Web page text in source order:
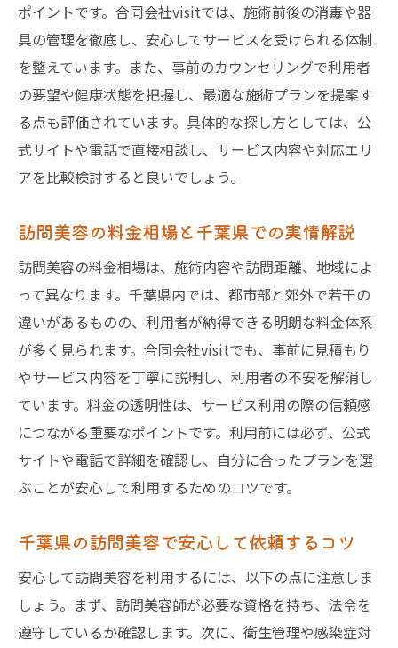
ポイントです。合同会社visitでは、施術前後の消毒や器
具の管理を徹底し、安心してサービスを受けられる体制
を整えています。また、事前のカウンセリングで利用者
の要望や健康状態を把握し、最適な施術プランを提案す
る点も評価されています。具体的な探し方としては、公
式サイトや電話で直接相談し、サービス内容や対応エリ
アを比較検討すると良いでしょう。
訪問美容の料金相場と千葉県での実情解説
訪問美容の料金相場は、施術内容や訪問距離、地域によ
って異なります。千葉県内では、都市部と郊外で若干の
違いがあるものの、利用者が納得できる明朗な料金体系
が多く見られます。合同会社visitでも、事前に見積もり
やサービス内容を丁寧に説明し、利用者の不安を解消し
ています。料金の透明性は、サービス利用の際の信頼感
につながる重要なポイントです。利用前には必ず、公式
サイトや電話で詳細を確認し、自分に合ったプランを選
ぶことが安心して利用するためのコツです。
千葉県の訪問美容で安心して依頼するコツ
安心して訪問美容を利用するには、以下の点に注意しま
しょう。まず、訪問美容師が必要な資格を持ち、法令を
遵守しているか確認します。次に、衛生管理や感染症対